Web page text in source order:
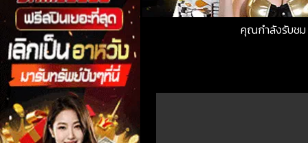
คุณกำลังรับช